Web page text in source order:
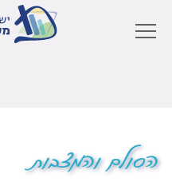
הסולם והמצבות